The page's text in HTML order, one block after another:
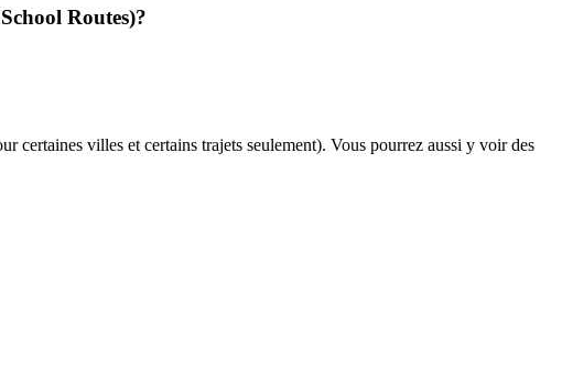
Routes)?
certaines villes et certains trajets seulement). Vous pourrez aussi y voir des